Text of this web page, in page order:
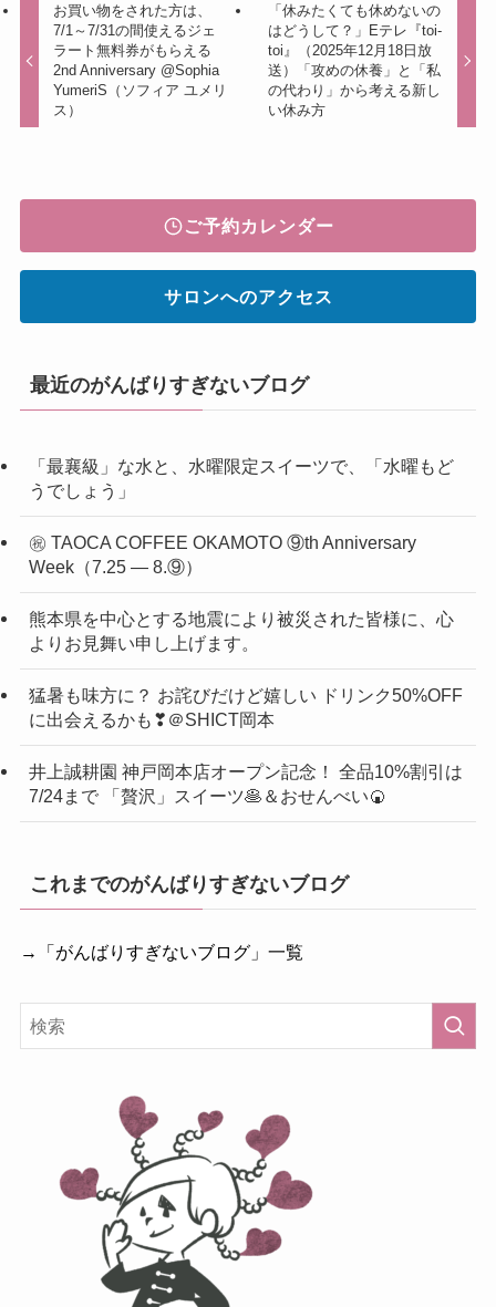
お買い物をされた方は、
7/1～7/31の間使えるジェ
ラート無料券がもらえる
2nd Anniversary @Sophia
YumeriS（ソフィア ユメリ
ス）
「休みたくても休めないの
はどうして？」Eテレ『toi-
toi』（2025年12月18日放
送）「攻めの休養」と「私
の代わり」から考える新し
い休み方
ご予約カレンダー
サロンへのアクセス
最近のがんばりすぎないブログ
「最襄級」な水と、水曜限定スイーツで、「水曜もど
うでしょう」
㊗ TAOCA COFFEE OKAMOTO ⑨th Anniversary
Week（7.25 ― 8.⑨）
熊本県を中心とする地震により被災された皆様に、心
よりお見舞い申し上げます。
猛暑も味方に？ お詫びだけど嬉しい ドリンク50%OFF
に出会えるかも❣＠SHICT岡本
井上誠耕園 神戸岡本店オープン記念！ 全品10%割引は
7/24まで 「贅沢」スイーツ🥞＆おせんべい🍘
これまでのがんばりすぎないブログ
→「がんばりすぎないブログ」一覧